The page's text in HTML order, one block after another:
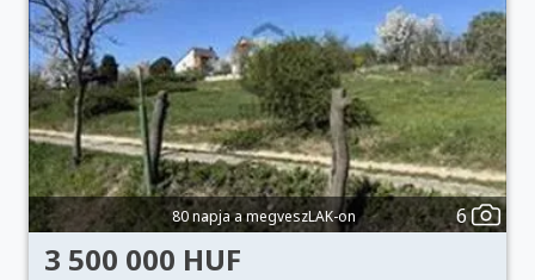
80 napja a megveszLAK-on 6
3 500 000 HUF